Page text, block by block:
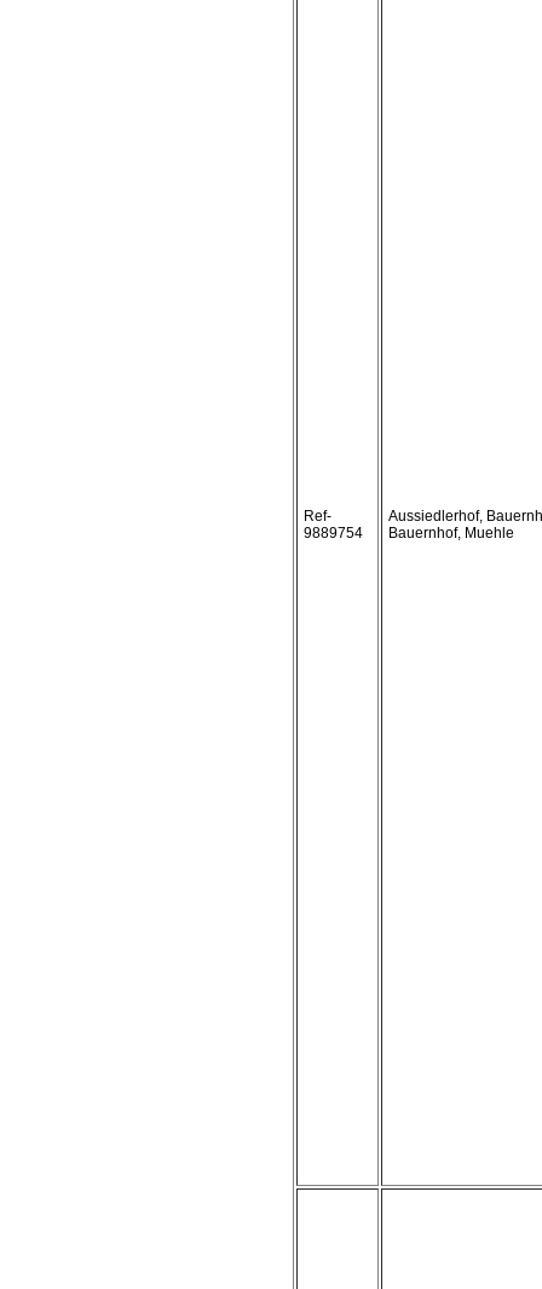
Ref-
9889754
Aussiedlerhof,
Bauernhof, Muehle